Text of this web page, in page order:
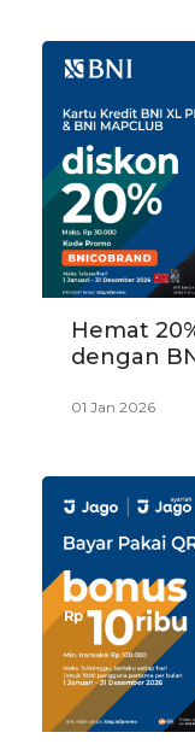
Hemat
dengan
01 Jan 2026